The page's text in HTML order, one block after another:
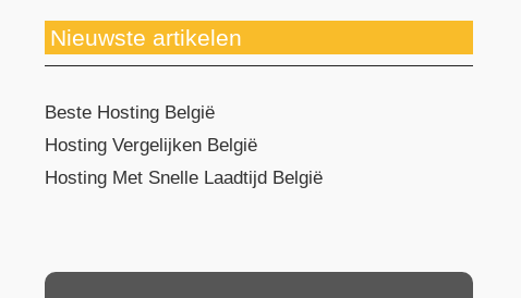
Nieuwste artikelen
Beste Hosting België
Hosting Vergelijken België
Hosting Met Snelle Laadtijd België